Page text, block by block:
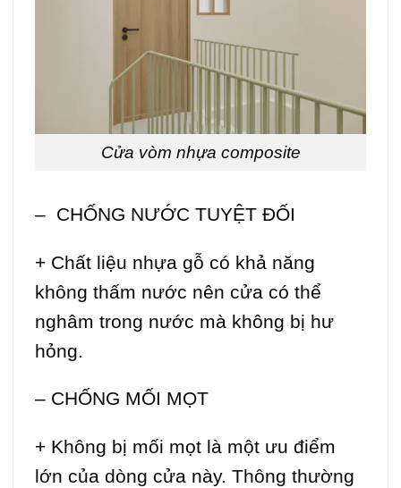
Cửa vòm nhựa composite
– CHỐNG NƯỚC TUYỆT ĐỐI
+ Chất liệu nhựa gỗ có khả năng
không thấm nước nên cửa có thể
nghâm trong nước mà không bị hư
hỏng.
– CHỐNG MỐI MỌT
+ Không bị mối mọt là một ưu điểm
lớn của dòng cửa này. Thông thường